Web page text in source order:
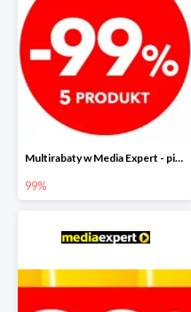
Multirabaty w Media Expert - piąty produkt -99%!
99%